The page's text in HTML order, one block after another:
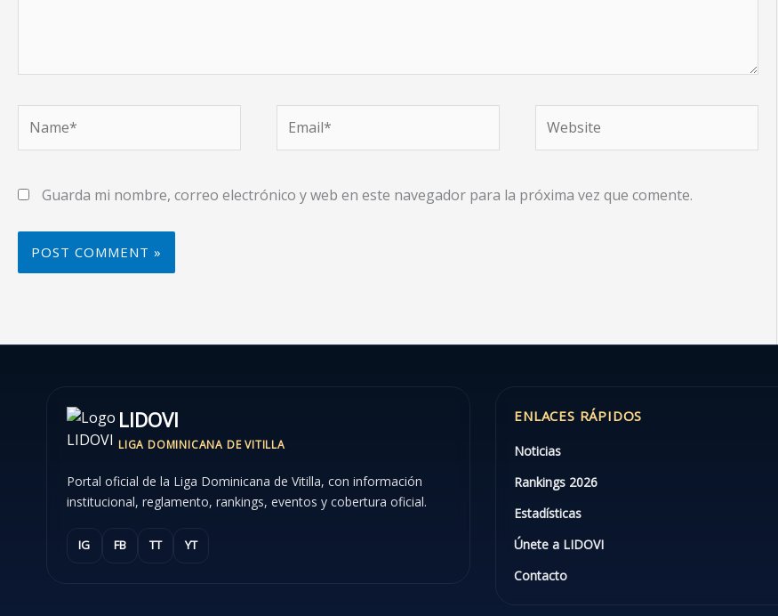
Guarda mi nombre, correo electrónico y web en este navegador para la próxima vez que comente.
LIDOVI
LIGA DOMINICANA DE VITILLA
Portal oficial de la Liga Dominicana de Vitilla, con información
institucional, reglamento, rankings, eventos y cobertura oficial.
IG FB TT YT
ENLACES RÁPIDOS
Noticias
Rankings 2026
Estadísticas
Únete a LIDOVI
Contacto